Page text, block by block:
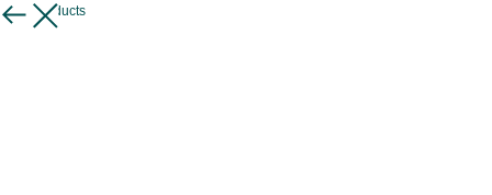
More products